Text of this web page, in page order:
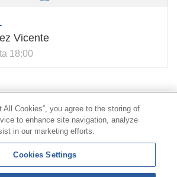
Vicente
18:00
del contratante|Reclamaciones
203 203|Zona Privada Comisión de
|Zona Privada Proveedor
2026 | Mapa del sitio | Aviso legal
All Cookies”, you agree to the storing of
to enhance site navigation, analyze
in our marketing efforts.
Cookies Settings